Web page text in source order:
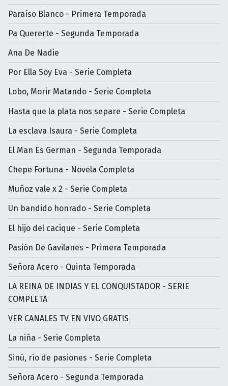
Paraíso Blanco - Primera Temporada
Pa Quererte - Segunda Temporada
Ana De Nadie
Por Ella Soy Eva - Serie Completa
Lobo, Morir Matando - Serie Completa
Hasta que la plata nos separe - Serie Completa
La esclava Isaura - Serie Completa
El Man Es German - Segunda Temporada
Chepe Fortuna - Novela Completa
Muñoz vale x 2 - Serie Completa
Un bandido honrado - Serie Completa
El hijo del cacique - Serie Completa
Pasión De Gavilanes - Primera Temporada
Señora Acero - Quinta Temporada
LA REINA DE INDIAS Y EL CONQUISTADOR - SERIE
COMPLETA
VER CANALES TV EN VIVO GRATIS
La niña - Serie Completa
Sinú, río de pasiones - Serie Completa
Señora Acero - Segunda Temporada